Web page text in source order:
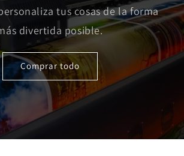
tus cosas de la forma
divertida posible.
Comprar todo